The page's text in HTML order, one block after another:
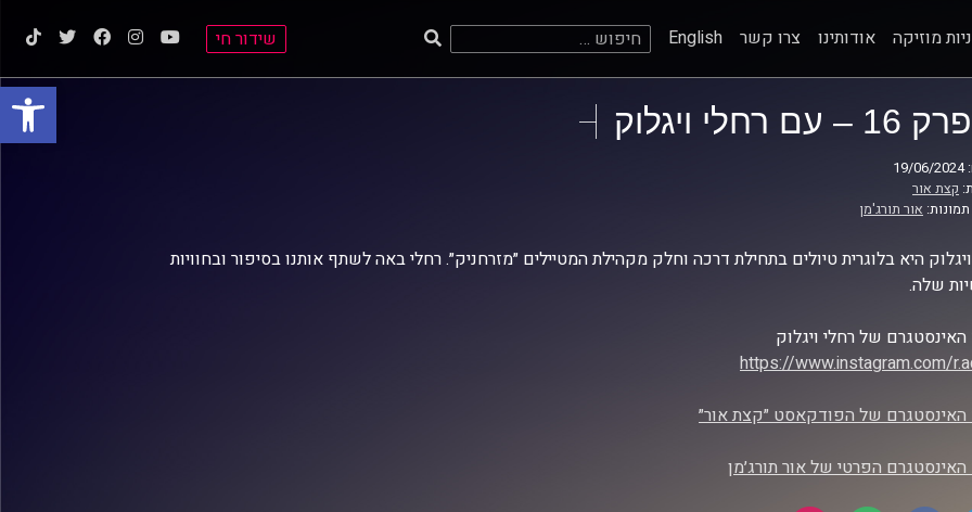
פתח
מוזיקה אודותינו צרו קשר English חיפוש: שידור חי
פרק 16 – עם רחלי ויגלוק
קצת אור
אור תורג'מן
היא בלוגרית טיולים בתחילת דרכה וחלק מקהילת המטיילים ״מזרחניק״. רחלי באה לשתף אותנו בסיפור ובחוויות
שלה.
של רחלי ויגלוק
https://www.instagram.com/
האינסטגרם של הפודקאסט ״קצת אור״
הפרטי של אור תורג׳מן